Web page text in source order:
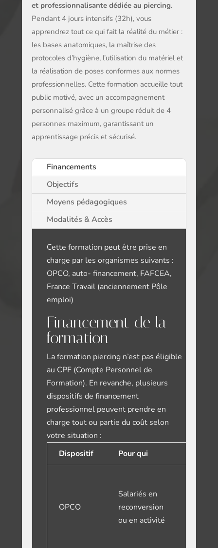
et professionnalisante dédiée au piercing.
Pendant 4 jours intensifs (32h), vous
apprendrez tout ce qui fait la réalité du métier :
les bases anatomiques, la maîtrise des
protocoles d’hygiène, l’utilisation du matériel et
la réalisation de poses conformes aux normes
professionnelles. Cette formation accueille tout
public motivé, avec un accompagnement
personnalisé grâce à un groupe réduit de 4
personnes maximum, garantissant un
apprentissage précis et sécurisé.
Financements
Objectifs
Moyens pédagogiques
Modalités & Accès
Cette formation peutêtre prise en
charge par les organismes suivants :
OPCO, auto- financement, FAFCEA,
France Travail (anciennement Pôle
emploi)
Financement de la
formation
La formation piercing n’est pas éligible
au CPF (Compte Personnel de
Formation). En revanche, plusieurs
dispositifs de financement
professionnel peuvent prendre en
charge tout ou partie du coût selon
votre situation :
Dispositif
Pour qui
OPCO
Salariés en
reconversion
ou en activité